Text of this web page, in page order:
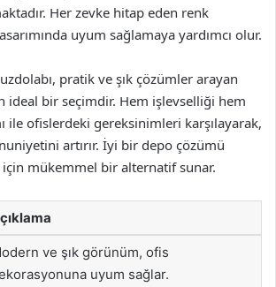
Her zevke hitap eden renk
uyum sağlamaya yardımcı olur.
pratik ve şık çözümler arayan
ideal bir seçimdir. Hem işlevselliği hem
ile ofislerdeki gereksinimleri karşılayarak,
artırır. İyi bir depo çözümü
mükemmel bir alternatif sunar.
ve şık görünüm, ofis
uyum sağlar.